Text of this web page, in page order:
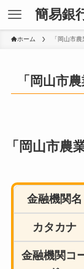
簡易銀
ホーム 「岡山市
「岡山市
「岡山市農
金融機関名
カタカナ
金融機関コ